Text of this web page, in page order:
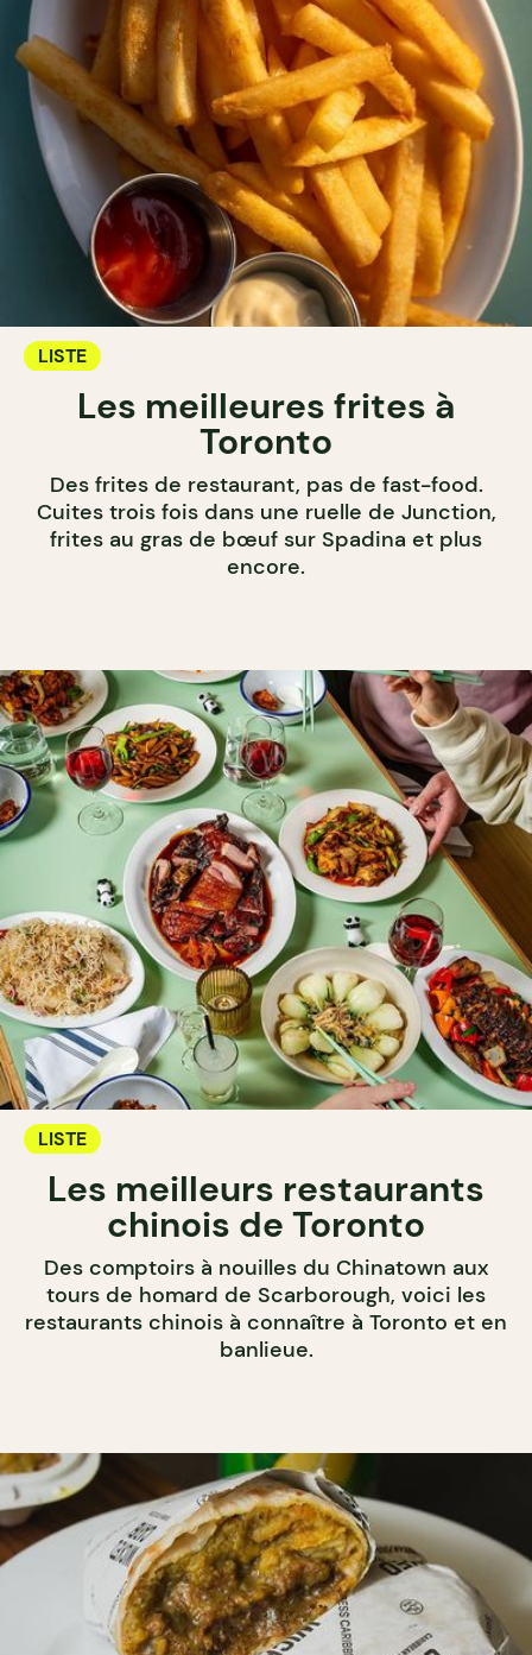
LISTE
Les meilleures frites à
Toronto
Des frites de restaurant, pas de fast-food.
Cuites trois fois dans une ruelle de Junction,
frites au gras de bœuf sur Spadina et plus
encore.
LISTE
Les meilleurs restaurants
chinois de Toronto
Des comptoirs à nouilles du Chinatown aux
tours de homard de Scarborough, voici les
restaurants chinois à connaître à Toronto et en
banlieue.